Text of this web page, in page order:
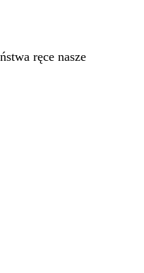
ręce nasze